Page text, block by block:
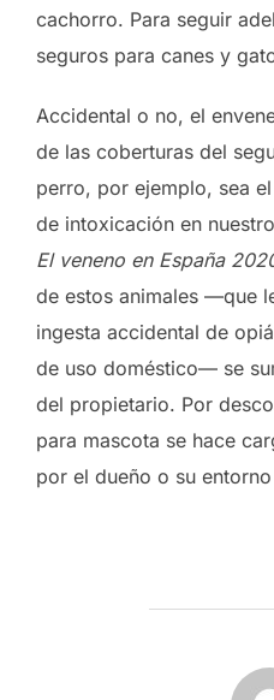
cachorro. Para seguir
seguros para canes y
Accidental o no, el
de las coberturas del
perro, por ejemplo, sea
de intoxicación en
El veneno en España
de estos animales —que
ingesta accidental de
de uso doméstico— se
del propietario. Por
para mascota se hace
por el dueño o su
AUTOR DE